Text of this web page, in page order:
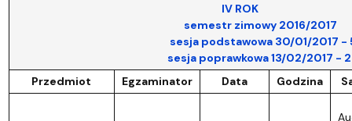
IV ROK
semestr zimowy 2016/2017
sesja podstawowa 30/01/2017 - 5/
sesja poprawkowa 13/02/2017 - 26/
Przedmiot
Egzaminator Data Godzina